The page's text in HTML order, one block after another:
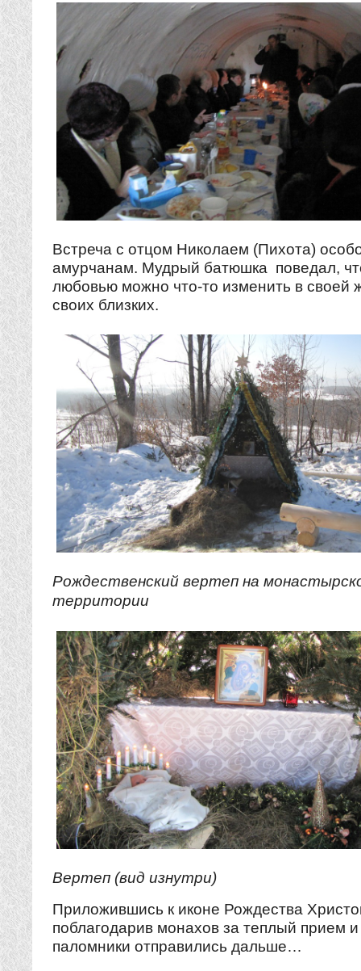
Встреча с отцом Николаем (Пихота)
амурчанам. Мудрый батюшка поведал,
любовью можно что-то изменить в своей
своих близких.
Рождественский вертеп на
территории
Вертеп (вид изнутри)
Приложившись к иконе Рождества
поблагодарив монахов за теплый прием
паломники отправились дальше…